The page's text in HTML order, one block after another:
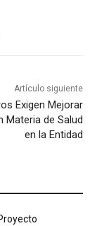
Artículo siguiente
Exigen Mejorar
Materia de Salud
en la Entidad